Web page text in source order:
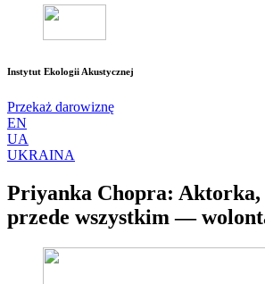
Instytut Ekologii Akustycznej
Przekaż darowiznę
EN
UA
UKRAINA
Priyanka Chopra: Aktorka,
przede wszystkim —